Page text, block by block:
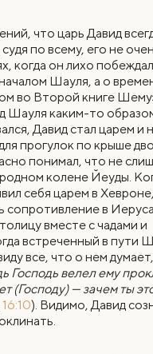
что царь Давид
по всему, его не
когда он лихо побеждал
Шауля, а о
во Второй книге
Шауля каким-то
Давид стал царем и
прогулок по крыше
понимал, что не
колене Йеуды.
себя царем в
сопротивление в
вместе с чадами и
встреченный в пути
все, что о нем
Господь велел ему
(Господу) — зачем ты
16:10). Видимо, Давид